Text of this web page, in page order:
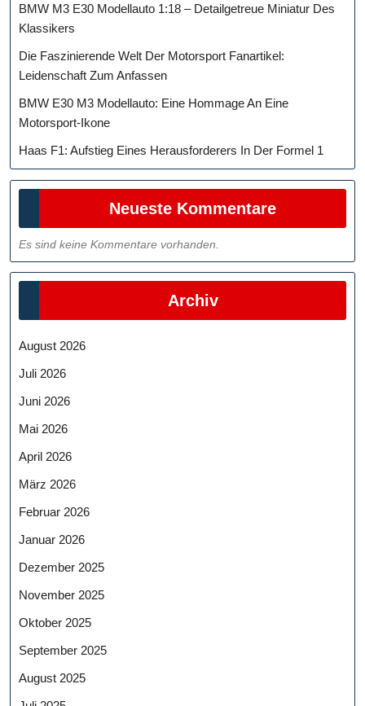
BMW M3 E30 Modellauto 1:18 – Detailgetreue Miniatur Des
Klassikers
Die Faszinierende Welt Der Motorsport Fanartikel:
Leidenschaft Zum Anfassen
BMW E30 M3 Modellauto: Eine Hommage An Eine
Motorsport-Ikone
Haas F1: Aufstieg Eines Herausforderers In Der Formel 1
Neueste Kommentare
Es sind keine Kommentare vorhanden.
Archiv
August 2026
Juli 2026
Juni 2026
Mai 2026
April 2026
März 2026
Februar 2026
Januar 2026
Dezember 2025
November 2025
Oktober 2025
September 2025
August 2025